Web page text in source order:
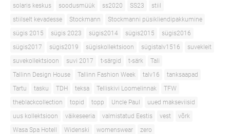
solaris keskus
soodusmüük ss2020 SS23
stiil
stiilselt kevadesse
Stockmann
Stockmanni püsikliendipakkumine
sügis 2015
sügis 2023 sügis2014 sügis2015
sügis2016
sügis2017
sügis2019 sügiskollektsioon sügistalv1516
suvekleit
suvekollektsioon
suvi 2017 t-särgid t-särk
Tali
Tallinn Design House
Tallinn Fashion Week talv16
tanksaapad
Tartu
tasku TDH teksa Telliskivi Loomelinnak
TFW
theblackcollection
topid topp Uncle Paul
uued makseviisid
uus kollektsioon
väikeseeria valmistatud Eestis vest
võrk
Wasa Spa Hotell
Widenski womenswear zero